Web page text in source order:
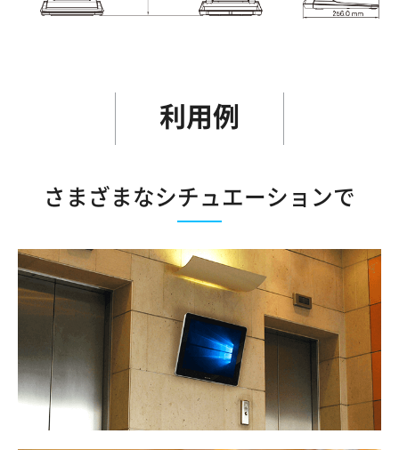
利用例
さまざまなシチュエーションで